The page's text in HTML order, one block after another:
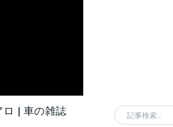
| 車の雑誌 記事検索